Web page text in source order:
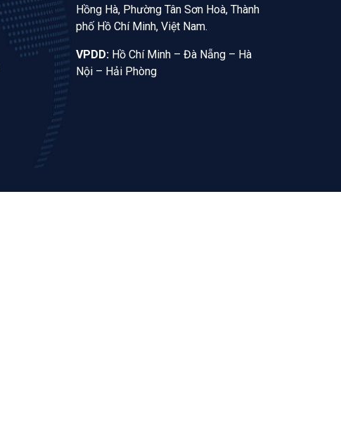
Hồng Hà, Phường Tân Sơn Hoà, Thành
phố Hồ Chí Minh, Việt Nam.
VPDD: Hồ Chí Minh – Đà Nẵng – Hà
Nội – Hải Phòng